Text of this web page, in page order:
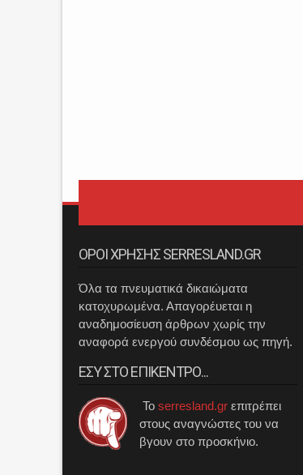
ΟΡΟΙ ΧΡΗΣΗΣ SERRESLAND.GR
Όλα τα πνευματικά δικαιώματα
κατοχυρωμένα. Απαγορέυεται η
αναδημοσίευση άρθρων χωρίς την
αναφορά ενεργού συνδέσμου ως πηγή.
ΕΣΥ ΣΤΟ ΕΠΙΚΕΝΤΡΟ...
Το serresland.gr επιτρέπει
στους αναγνώστες του να
βγουν στο προσκήνιο.